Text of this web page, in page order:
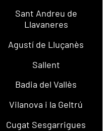
Sant Andreu de
Llavaneres
Agustí de Lluçanès
Sallent
Badia del Vallès
Vilanova i la Geltrú
Cugat Sesgarrigues